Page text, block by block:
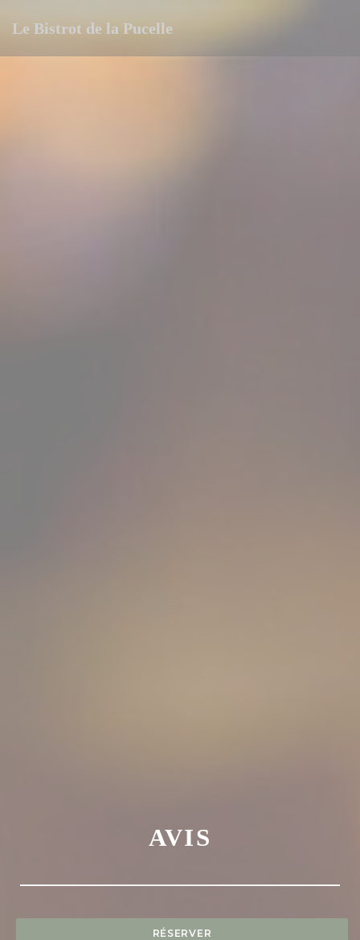
Le Bistrot de la Pucelle
AVIS
RÉSERVER